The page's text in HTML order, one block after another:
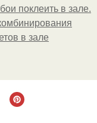
поклеить в зале.
в зале